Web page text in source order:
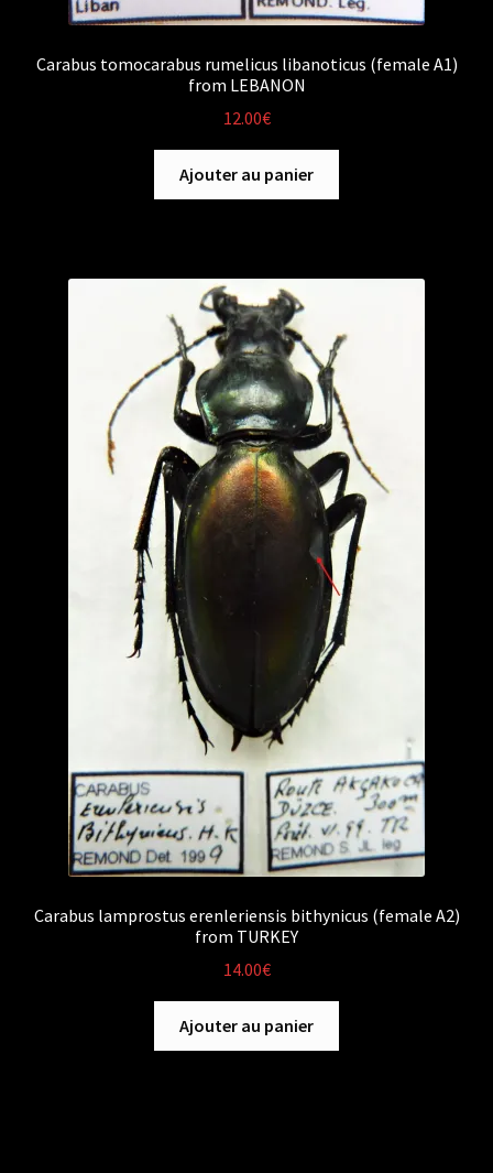
Carabus tomocarabus rumelicus libanoticus (female A1)
from LEBANON
12.00€
Ajouter au panier
Carabus lamprostus erenleriensis bithynicus (female A2)
from TURKEY
14.00€
Ajouter au panier